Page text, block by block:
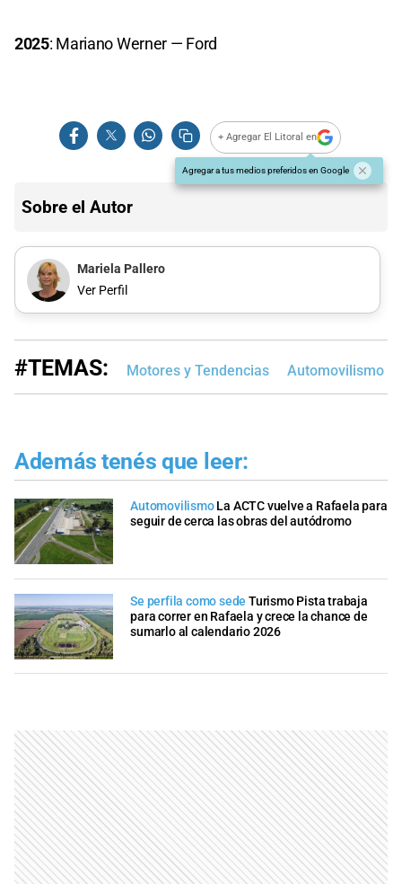
2025: Mariano Werner — Ford
+ Agregar El Litoral en
Agregar a tus medios preferidos en Google
Sobre el Autor
Mariela Pallero
Ver Perfil
#TEMAS: Motores y Tendencias Automovilismo
Además tenés que leer:
Automovilismo La ACTC vuelve a Rafaela para
seguir de cerca las obras del autódromo
Se perfila como sede Turismo Pista trabaja
para correr en Rafaela y crece la chance de
sumarlo al calendario 2026